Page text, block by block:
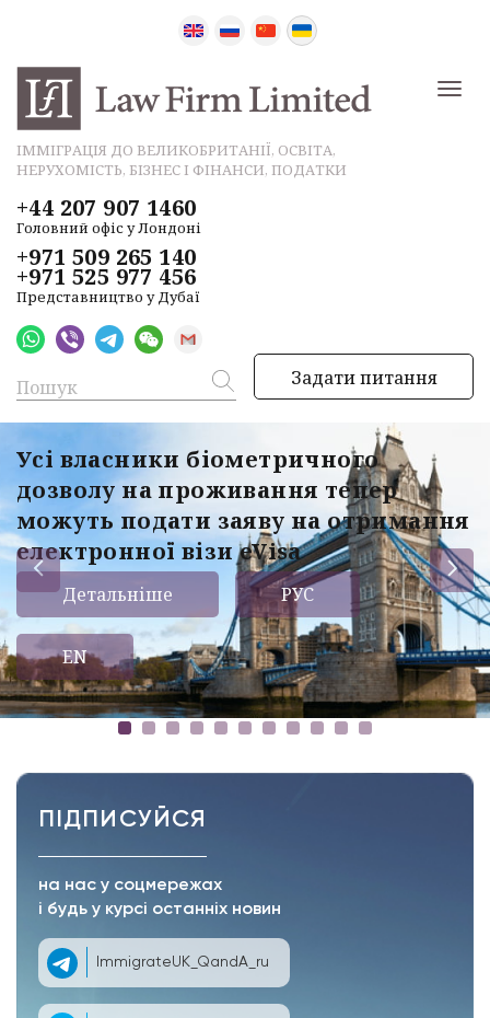
ІММІГРАЦІЯ ДО ВЕЛИКОБРИТАНІЇ, ОСВІТА,
НЕРУХОМІСТЬ, БІЗНЕС І ФІНАНСИ, ПОДАТКИ
+44 207 907 1460
Головний офіс у Лондоні
+971 509 265 140
+971 525 977 456
Представництво у Дубаї
Задати питання
Усі власники біометричного
дозволу на проживання тепер
можуть подати заяву на отримання
електронної візи eVisa
Детальніше РУС
EN
ПІДПИСУЙСЯ
на нас у соцмережах
і будь у курсі останніх новин
ImmigrateUK_QandA_ru